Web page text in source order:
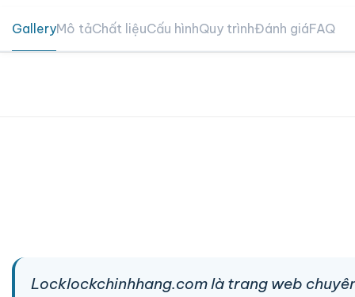
GalleryMô tảChất liệuCấu hìnhQuy trìnhĐánh giáFAQ
Locklockchinhhang.com là trang web